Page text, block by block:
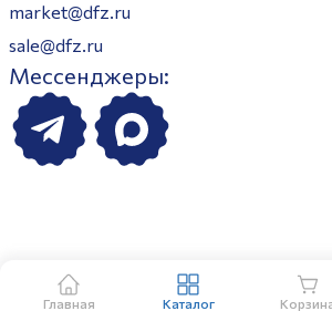
market@dfz.ru
sale@dfz.ru
Мессенджеры:
Главная Каталог